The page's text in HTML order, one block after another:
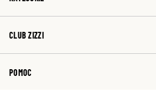
CLUB ZIZZI
POMOC